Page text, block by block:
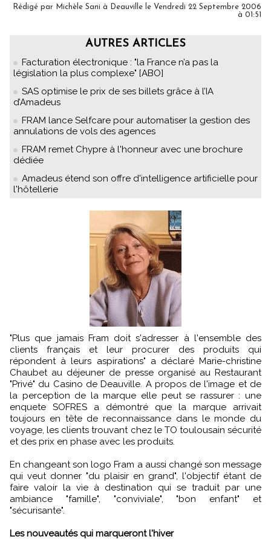
Rédigé par Michèle Sani à Deauville le Vendredi 22 Septembre 2006
à 01:51
AUTRES ARTICLES
Facturation électronique : "la France n’a pas la
législation la plus complexe" [ABO]
SAS optimise le prix de ses billets grâce à l’IA
d’Amadeus
FRAM lance Selfcare pour automatiser la gestion des
annulations de vols des agences
FRAM remet Chypre à l'honneur avec une brochure
dédiée
Amadeus étend son offre d'intelligence artificielle pour
l'hôtellerie
"Plus que jamais Fram doit s'adresser à l'ensemble des
clients français et leur procurer des produits qui
répondent à leurs aspirations" a déclaré Marie-christine
Chaubet au déjeuner de presse organisé au Restaurant
"Privé" du Casino de Deauville. A propos de l'image et de
la perception de la marque elle peut se rassurer : une
enquete SOFRES a démontré que la marque arrivait
toujours en tête de reconnaissance dans le monde du
voyage, les clients trouvant chez le TO toulousain sécurité
et des prix en phase avec les produits.
En changeant son logo Fram a aussi changé son message
qui veut donner "du plaisir en grand", l'objectif étant de
faire valoir la vie à destination qui se traduit par une
ambiance "famille", "conviviale", "bon enfant" et
"sécurisante".
Les nouveautés qui marqueront l'hiver